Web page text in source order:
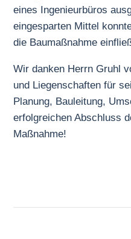
eines Ingenieurbüros
eingesparten Mittel
die Baumaßnahme
Wir danken Herrn Gruhl
und Liegenschaften für
Planung, Bauleitung,
erfolgreichen Abschluss
Maßnahme!